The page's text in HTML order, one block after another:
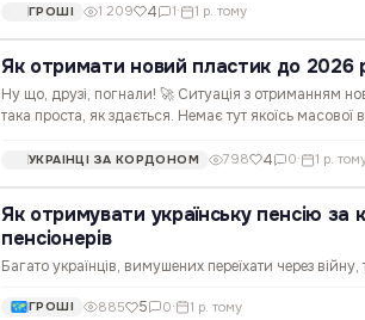
ГРОШІ 1 209 4 1· 1 р. тому
Як отримати новий пластик до 2026
Ну що, друзі, погнали! 🚀 Ситуація з отриманням
така проста, як здається. Немає тут якоїсь
УКРАЇНЦІ ЗА КОРДОНОМ 798 4 0· 1 р.
Як отримувати українську пенсію
пенсіонерів
Багато українців, вимушених переїхати через
банківського рахунку в Україні, пенсію можна
ГРОШІ 885 5 0· 1 р. тому